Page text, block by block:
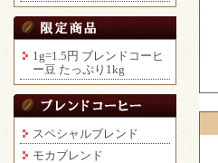
1g=1.5円 ブレンドコーヒ
ー豆 たっぷり1kg
スペシャルブレンド
モカブレンド